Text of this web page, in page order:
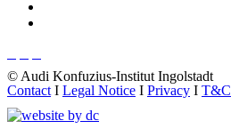
© Audi Konfuzius-Institut Ingolstadt
ContactI Legal Notice I Privacy I T&C